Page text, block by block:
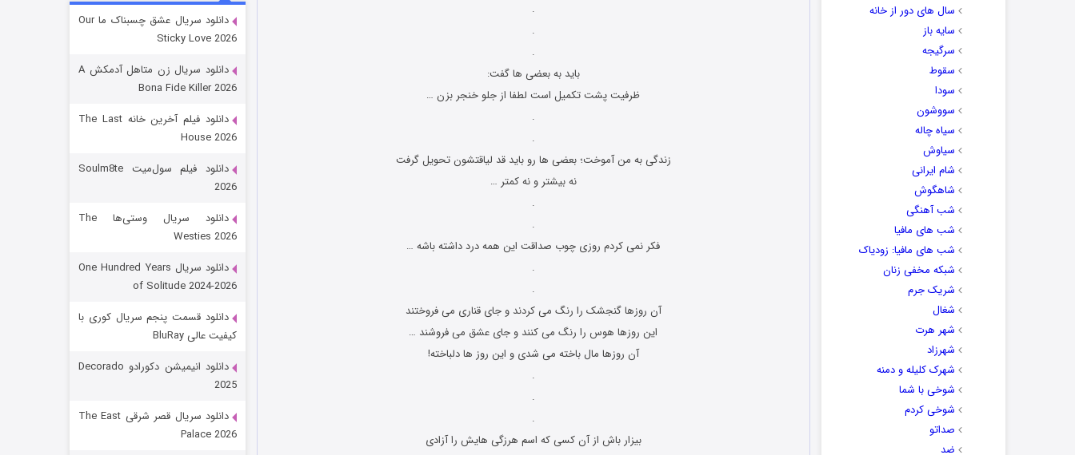
سال های دور از خانه
سایه باز
سرگیجه
سقوط
سودا
سووشون
سیاه چاله
سیاوش
شام ایرانی
شاهگوش
شب آهنگی
شب های مافیا
شب های مافیا: زودیاک
شبکه مخفی زنان
شریک جرم
شغال
شهر هرت
شهرزاد
شهرک کلیله و دمنه
شوخی با شما
شوخی کردم
صداتو
ضد
.
.
.
باید به بعضی ها گفت:
ظرفیت پشت تکمیل است لطفا از جلو خنجر بزن …
.
.
زندگی به من آموخت؛ بعضی ها رو باید قد لیاقتشون تحویل گرفت
نه بیشتر و نه کمتر …
.
.
فکر نمی کردم روزی چوب صداقت این همه درد داشته باشه …
.
.
آن روزها گنجشک را رنگ می کردند و جای قناری می فروختند
این روزها هوس را رنگ می کنند و جای عشق می فروشند …
آن روزها مال باخته می شدی و این روز ها دلباخته!
.
.
.
بیزار باش از آن کسی که اسم هرزگی هایش را آزادی
قسمت۲ (زیرنویس)
شکست استوارت در نجات جهان
قسمت۷ (زیرنویس)
دانلود سریال عشق چسبناک ما Our
Sticky Love 2026
دانلود سریال زن متاهل آدمکش A
Bona Fide Killer 2026
دانلود فیلم آخرین خانه The Last
House 2026
دانلود فیلم سول‌میت Soulm8te
2026
دانلود سریال وستی‌ها The
Westies 2026
دانلود سریال One Hundred Years
of Solitude 2024-2026
دانلود قسمت پنجم سریال کوری با
کیفیت عالی BluRay
دانلود انیمیشن دکورادو Decorado
2025
دانلود سریال قصر شرقی The East
Palace 2026